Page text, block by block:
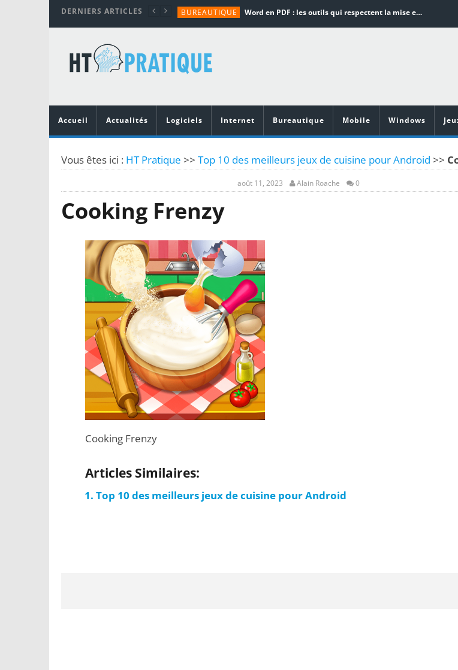
DERNIERS ARTICLES BUREAUTIQUE Word en PDF : les outils qui respectent la mise en page
TUTORIALS
MATÉRIEL
Vidéoprojecteurs Asus : Top 6 des meilleurs modèles de la marque
Accueil
Actualités Logiciels Internet Bureautique Mobile Windows
Vous êtes ici : HT Pratique >> Top 10 des meilleurs jeux de cuisine pour Android >>
août 11, 2023 Alain Roache 0
Cooking Frenzy
Cooking Frenzy
Articles Similaires:
Top 10 des meilleurs jeux de cuisine pour Android